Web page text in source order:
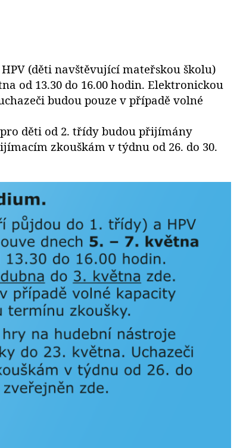
(děti navštěvující mateřskou školu)
od 13.30 do 16.00 hodin. Elektronickou
budou pouze v případě volné
děti od 2. třídy budou přijímány
zkouškám v týdnu od 26. do 30.